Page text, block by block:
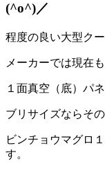
(^o^)／
程度の良い大型ク
メーカーでは現在
１面真空（底）パネ
ブリサイズならそ
ビンチョウマグロ
す。